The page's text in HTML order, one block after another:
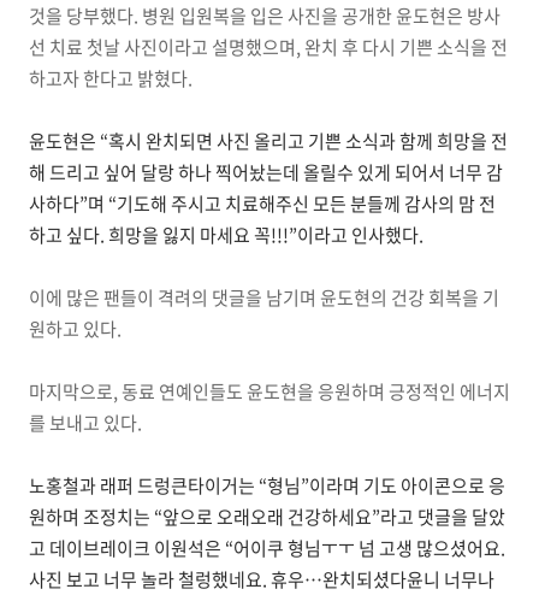
것을 당부했다. 병원 입원복을 입은 사진을 공개한 윤도현은 방사
선 치료 첫날 사진이라고 설명했으며, 완치 후 다시 기쁜 소식을 전
하고자 한다고 밝혔다.
윤도현은 “혹시 완치되면 사진 올리고 기쁜 소식과 함께 희망을 전
해 드리고 싶어 달랑 하나 찍어놨는데 올릴수 있게 되어서 너무 감
사하다”며 “기도해 주시고 치료해주신 모든 분들께 감사의 맘 전
하고 싶다. 희망을 잃지 마세요 꼭!!!”이라고 인사했다.
이에 많은 팬들이 격려의 댓글을 남기며 윤도현의 건강 회복을 기
원하고 있다.
마지막으로, 동료 연예인들도 윤도현을 응원하며 긍정적인 에너지
를 보내고 있다.
노홍철과 래퍼 드렁큰타이거는 “형님”이라며 기도 아이콘으로 응
원하며 조정치는 “앞으로 오래오래 건강하세요”라고 댓글을 달았
고 데이브레이크 이원석은 “어이쿠 형님ㅜㅜ 넘 고생 많으셨어요.
사진 보고 너무 놀라 철렁했네요. 휴우…완치되셨다윤니 너무나